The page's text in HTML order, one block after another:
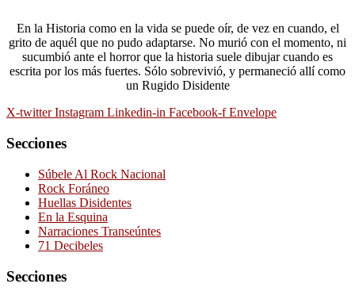
En la Historia como en la vida se puede oír, de vez en cuando, el
grito de aquél que no pudo adaptarse. No murió con el momento, ni
sucumbió ante el horror que la historia suele dibujar cuando es
escrita por los más fuertes. Sólo sobrevivió, y permaneció allí como
un Rugido Disidente
X-twitter Instagram Linkedin-in Facebook-f Envelope
Secciones
Súbele Al Rock Nacional
Rock Foráneo
Huellas Disidentes
En la Esquina
Narraciones Transeúntes
71 Decibeles
Secciones